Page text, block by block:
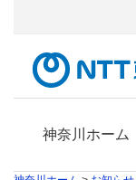
神奈川ホーム